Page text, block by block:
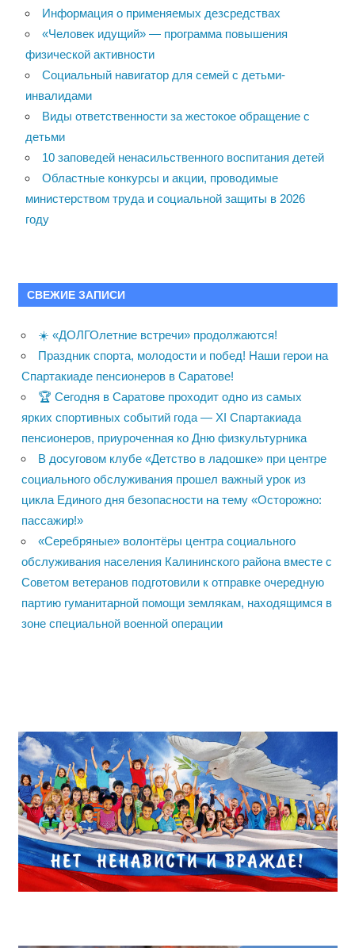
Информация о применяемых дезсредствах
«Человек идущий» — программа повышения
физической активности
Социальный навигатор для семей с детьми-
инвалидами
Виды ответственности за жестокое обращение с
детьми
10 заповедей ненасильственного воспитания детей
Областные конкурсы и акции, проводимые
министерством труда и социальной защиты в 2026
году
СВЕЖИЕ ЗАПИСИ
☀️ «ДОЛГОлетние встречи» продолжаются!
Праздник спорта, молодости и побед! Наши герои на
Спартакиаде пенсионеров в Саратове!
🏆 Сегодня в Саратове проходит одно из самых
ярких спортивных событий года — XI Спартакиада
пенсионеров, приуроченная ко Дню физкультурника
В досуговом клубе «Детство в ладошке» при центре
социального обслуживания прошел важный урок из
цикла Единого дня безопасности на тему «Осторожно:
пассажир!»
«Серебряные» волонтёры центра социального
обслуживания населения Калининского района вместе с
Советом ветеранов подготовили к отправке очередную
партию гуманитарной помощи землякам, находящимся в
зоне специальной военной операции